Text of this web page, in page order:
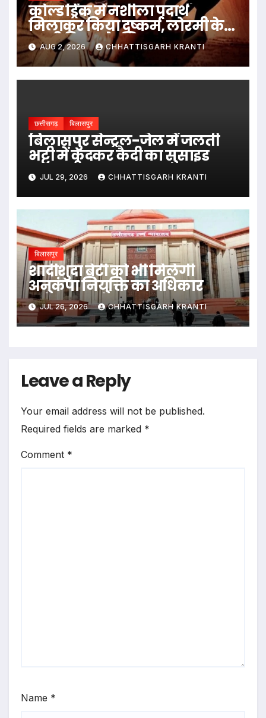
कोल्ड ड्रिंक में नशीला पदार्थ
मिलाकर किया दुष्कर्म, लोरमी के
नामी बिल्डर के खिलाफ मामला
दर्जAUG 2, 2026 CHHATTISGARH KRANTI
छत्तीसगढ़ बिलासपुर
बिलासपुर सेन्ट्रल-जेल में जलती
भट्टी में कूदकर कैदी का सुसाइड
JUL 29, 2026 CHHATTISGARH KRANTI
बिलासपुर
शादीशुदा बेटी को भी मिलेगी
अनुकंपा नियुक्ति का अधिकार
JUL 26, 2026 CHHATTISGARH KRANTI
Leave a Reply
Your email address will not be published.
Required fields are marked *
Comment *
Name *